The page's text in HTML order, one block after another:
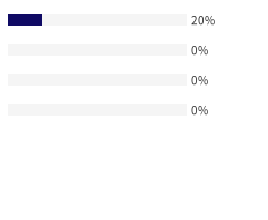
20%
0%
0%
0%